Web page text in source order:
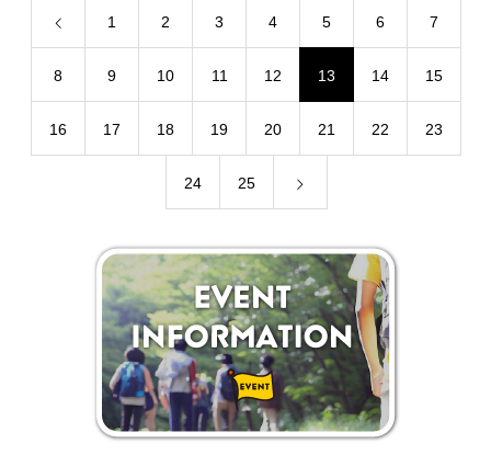
1 2 3 4 5 6 7
8 9 10 11 12 13 14 15
16 17 18 19 20 21 22 23
24 25